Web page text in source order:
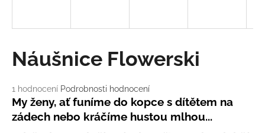
Průměrné
hodnocení
produktu
je
1 hodnocení Podrobnosti hodnocení
Náušnice Flowerski
My ženy, ať funíme do kopce s dítětem na
zádech nebo kráčíme hustou mlhou...
D
o
o
r
u